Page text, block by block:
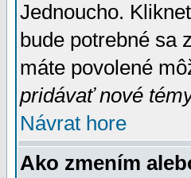
Jednoucho.
bude potrebné sa
máte povolené
pridávať nové
Návrat hore
Ako zmením